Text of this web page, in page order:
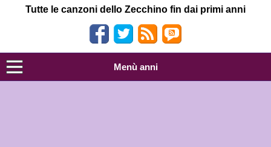
Tutte le canzoni dello Zecchino fin dai primi anni
Menù anni